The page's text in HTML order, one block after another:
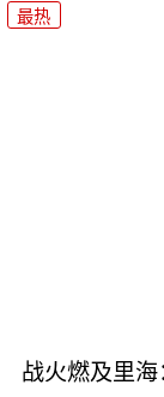
最热
战火燃及里